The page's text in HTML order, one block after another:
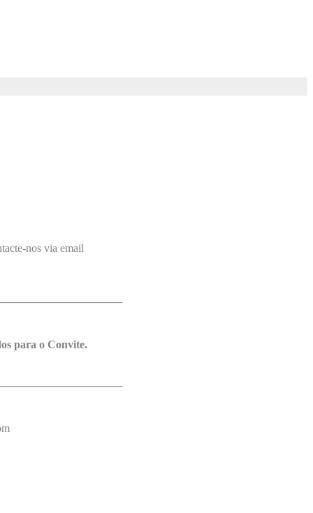
nos via email
para o Convite.